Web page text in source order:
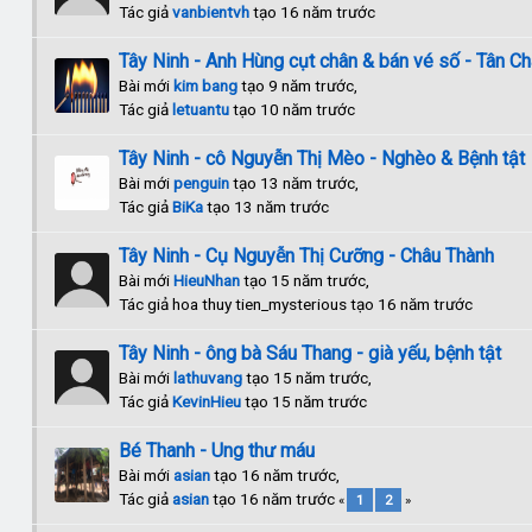
Tác giảvanbientvhtạo 16 năm trước
Tây Ninh - Anh Hùng cụt chân & bán vé số - Tân
Bài mới kim bangtạo 9 năm trước,
Tác giả letuantutạo 10 năm trước
Tây Ninh - cô Nguyễn Thị Mèo - Nghèo & Bệnh tật
Bài mớipenguintạo 13 năm trước,
Tác giảBiKatạo 13 năm trước
Tây Ninh - Cụ Nguyễn Thị Cưỡng - Châu Thành
Bài mớiHieuNhantạo 15 năm trước,
Tác giả hoa thuy tien_mysterious tạo 16 năm trước
Tây Ninh - ông bà Sáu Thang - già yếu, bệnh tật
Bài mới lathuvangtạo 15 năm trước,
Tác giảKevinHieutạo 15 năm trước
Bé Thanh - Ung thư máu
Bài mớiasiantạo 16 năm trước,
Tác giảasiantạo 16 năm trước « 1 2 »